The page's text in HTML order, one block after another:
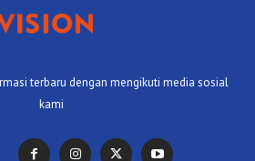
terbaru dengan mengikuti media sosial
kami